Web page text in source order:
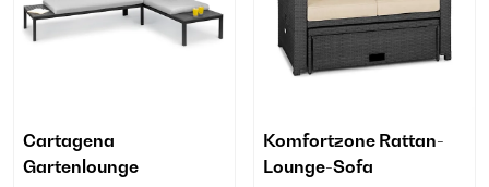
Cartagena
Gartenlounge
Komfortzone Rattan-
Lounge-Sofa